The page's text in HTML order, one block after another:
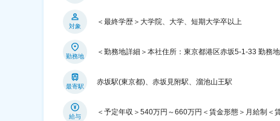
対象
＜最終学歴＞大学院、大学、短期大学卒以上
勤務地
＜勤務地詳細＞本社住所：東京都港区赤坂5-1-33 勤務
最寄駅
赤坂駅(東京都)、赤坂見附駅、溜池山王駅
給与
＜予定年収＞540万円～660万円＜賃金形態＞月給制